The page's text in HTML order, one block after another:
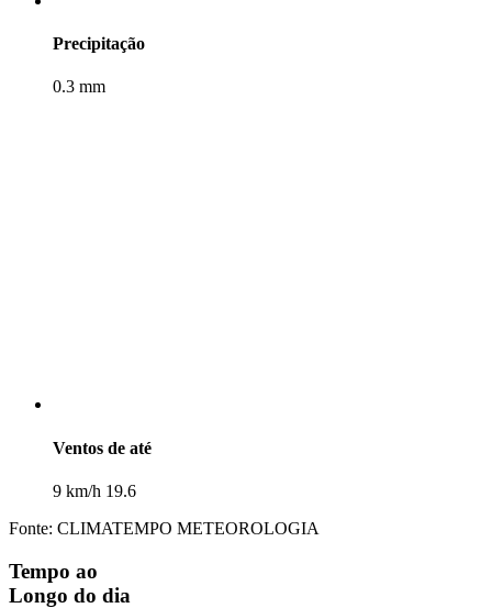
Precipitação
0.3 mm
Ventos de até
9 km/h 19.6
Fonte: CLIMATEMPO METEOROLOGIA
Tempo ao
Longo do dia